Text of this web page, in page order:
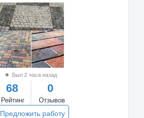
Был 2 часа назад
68
Рейтинг
0
Отзывов
Предложить работу